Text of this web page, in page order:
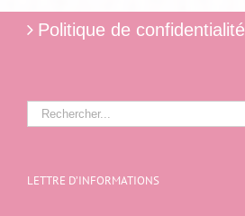
Politique de confidentialité
Rechercher:
LETTRE D’INFORMATIONS